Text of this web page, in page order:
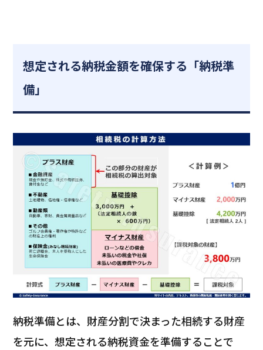
想定される納税金額を確保する「納税準
備」
納税準備とは、財産分割で決まった相続する財産
を元に、想定される納税資金を準備することで